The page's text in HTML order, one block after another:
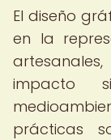
El diseño
en la
impacto
prácticas